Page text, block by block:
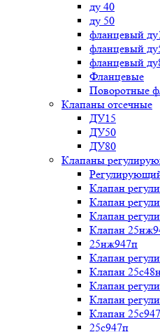
ду 40
ду 50
фланцевый
фланцевый
фланцевый
Фланцевые
Поворотные
Клапаны отсечные
ДУ15
ДУ50
ДУ80
Клапаны
Клапан
Клапан
Клапан
Клапан
25нж947п
Клапан
Клапан
Клапан
Клапан
Клапан
25с947п